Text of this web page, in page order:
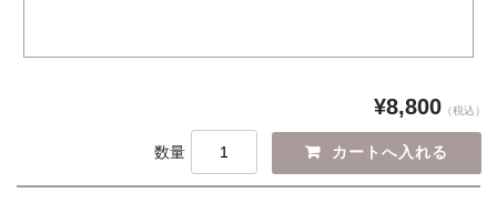
¥8,800 （税込）
数量